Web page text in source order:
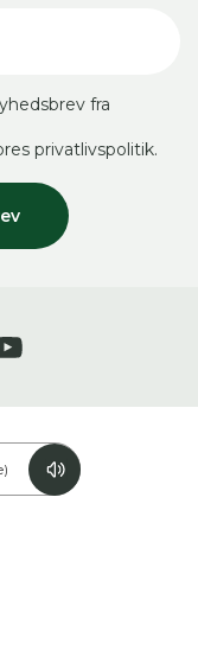
fra
privatlivspolitik.